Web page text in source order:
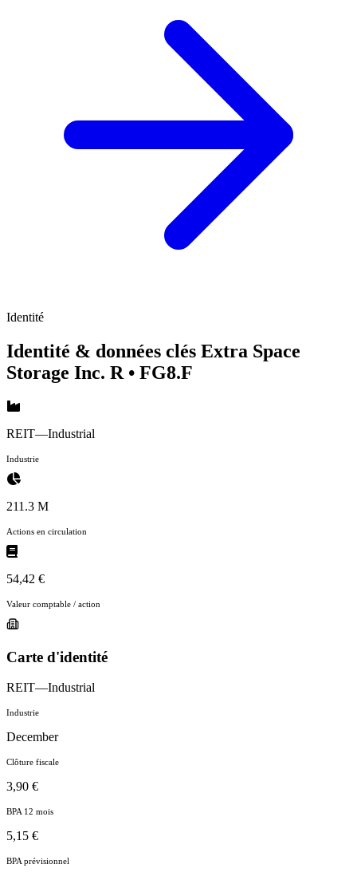
Identité
Identité & données clés Extra Space
Storage Inc. R • FG8.F
REIT—Industrial
Industrie
211.3 M
Actions en circulation
54,42 €
Valeur comptable / action
Carte d'identité
REIT—Industrial
Industrie
December
Clôture fiscale
3,90 €
BPA 12 mois
5,15 €
BPA prévisionnel